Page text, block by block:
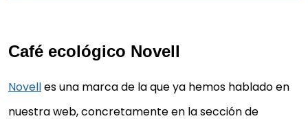
Café ecológico Novell
Novelles una marca de la que ya hemos hablado en
nuestra web, concretamente en la sección de